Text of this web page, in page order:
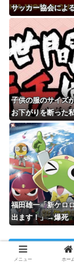
サッカー協会によ
国人審判接待を報
頼を揺るがす深刻
ル‥」
子供の服のサイズ
お下がりを断った
ママ友が毎シーズ
ない？』と聞いて
福田雄一「新ケロ
出ます！」→爆死
コメントを
メニュー ホー